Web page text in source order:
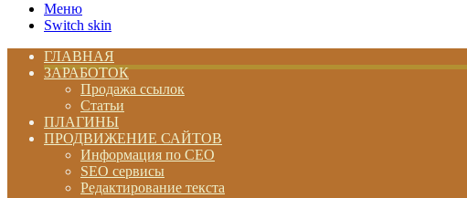
Меню
Switch skin
ГЛАВНАЯ
ЗАРАБОТОК
Продажа ссылок
Статьи
ПЛАГИНЫ
ПРОДВИЖЕНИЕ САЙТОВ
Информация по СЕО
SEO сервисы
Редактирование текста